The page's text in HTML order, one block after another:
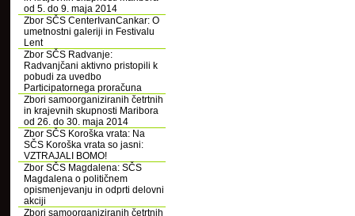
od 5. do 9. maja 2014
Zbor SČS CenterIvanCankar: O
umetnostni galeriji in Festivalu
Lent
Zbor SČS Radvanje:
Radvanjčani aktivno pristopili k
pobudi za uvedbo
Participatornega proračuna
Zbori samoorganiziranih četrtnih
in krajevnih skupnosti Maribora
od 26. do 30. maja 2014
Zbor SČS Koroška vrata: Na
SČS Koroška vrata so jasni:
VZTRAJALI BOMO!
Zbor SČS Magdalena: SČS
Magdalena o političnem
opismenjevanju in odprti delovni
akciji
Zbori samoorganiziranih četrtnih